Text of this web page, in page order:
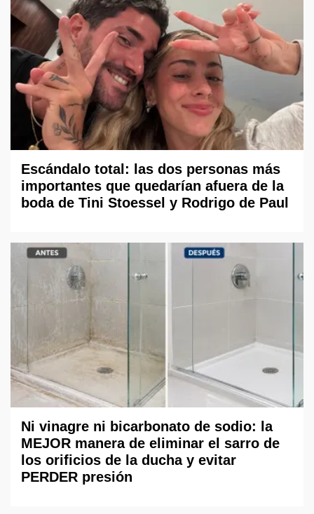
Escándalo total: las dos personas más
importantes que quedarían afuera de la
boda de Tini Stoessel y Rodrigo de Paul
Ni vinagre ni bicarbonato de sodio: la
MEJOR manera de eliminar el sarro de
los orificios de la ducha y evitar
PERDER presión